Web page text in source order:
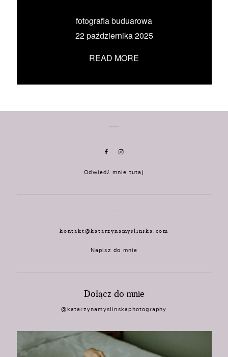
fotografia buduarowa
22 października 2025
READ MORE
Odwiedź mnie tutaj
kontakt@katarzynamyslinska.com
Napisz do mnie
Dołącz do mnie
@katarzynamyslinskaphotography